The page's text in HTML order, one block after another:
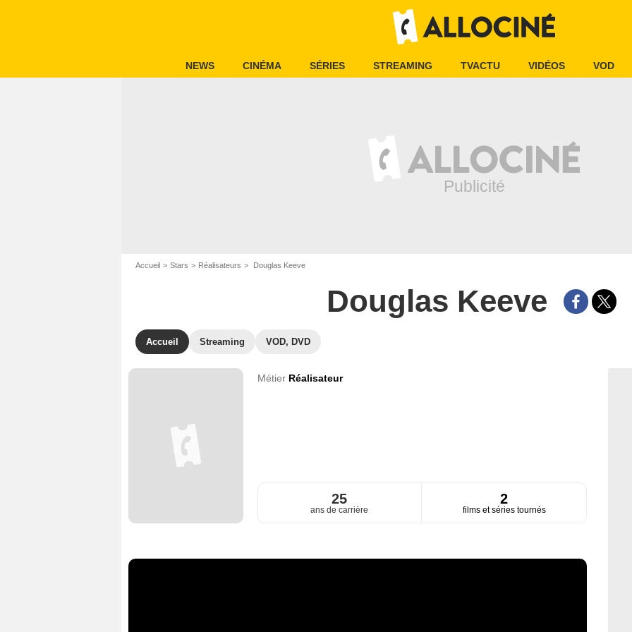
NEWS CINÉMA SÉRIES STREAMING TVACTU VIDÉOS VOD
Accueil Stars Réalisateurs Douglas Keeve
Douglas Keeve
Accueil Streaming VOD, DVD
Métier Réalisateur
25
ans de carrière
2
films et séries tournés